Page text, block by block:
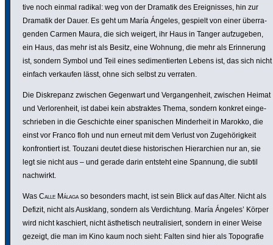
tive noch einmal radikal: weg von der Dramatik des Ereig­nisses, hin zur
Dramatik der Dauer. Es geht um María Ángeles, gespielt von einer über­ra­
genden Carmen Maura, die sich weigert, ihr Haus in Tanger aufzu­geben,
ein Haus, das mehr ist als Besitz, eine Wohnung, die mehr als Erin­ne­rung
ist, sondern Symbol und Teil eines sedi­men­tierten Lebens ist, das sich nicht
einfach verkaufen lässt, ohne sich selbst zu verraten.
Die Diskre­panz zwischen Gegenwart und Vergan­gen­heit, zwischen Heimat
und Verlo­ren­heit, ist dabei kein abstraktes Thema, sondern konkret einge­
schrieben in die Geschichte einer spani­schen Minder­heit in Marokko, die
einst vor Franco floh und nun erneut mit dem Verlust von Zugehö­rig­keit
konfron­tiert ist. Touzani deutet diese histo­ri­schen Hier­ar­chien nur an, sie
legt sie nicht aus – und gerade darin entsteht eine Spannung, die subtil
nachwirkt.
Was Calle Málagaso besonders macht, ist sein Blick auf das Alter. Nicht als
Defizit, nicht als Ausklang, sondern als Verdich­tung. María Ángeles’ Körper
wird nicht kaschiert, nicht ästhe­tisch neutra­li­siert, sondern in einer Weise
gezeigt, die man im Kino kaum noch sieht: Falten sind hier als Topo­grafie